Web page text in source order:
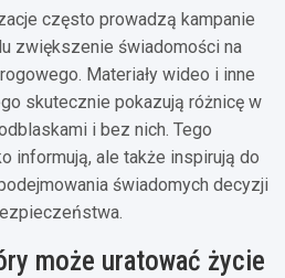
często prowadzą kampanie
zwiększenie świadomości na
Materiały wideo i inne
skutecznie pokazują różnicę w
i bez nich. Tego
informują, ale także inspirują do
świadomych decyzji
może uratować życie